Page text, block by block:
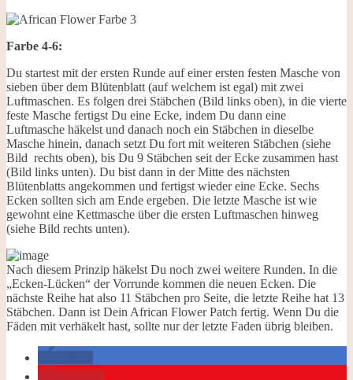
Farbe 4-6:
Du startest mit der ersten Runde auf einer ersten festen Masche von
sieben über dem Blütenblatt (auf welchem ist egal) mit zwei
Luftmaschen. Es folgen drei Stäbchen (Bild links oben), in die vierte
feste Masche fertigst Du eine Ecke, indem Du dann eine
Luftmasche häkelst und danach noch ein Stäbchen in dieselbe
Masche hinein, danach setzt Du fort mit weiteren Stäbchen (siehe
Bild rechts oben), bis Du 9 Stäbchen seit der Ecke zusammen hast
(Bild links unten). Du bist dann in der Mitte des nächsten
Blütenblatts angekommen und fertigst wieder eine Ecke. Sechs
Ecken sollten sich am Ende ergeben. Die letzte Masche ist wie
gewohnt eine Kettmasche über die ersten Luftmaschen hinweg
(siehe Bild rechts unten).
Nach diesem Prinzip häkelst Du noch zwei weitere Runden. In die
„Ecken-Lücken“ der Vorrunde kommen die neuen Ecken. Die
nächste Reihe hat also 11 Stäbchen pro Seite, die letzte Reihe hat 13
Stäbchen. Dann ist Dein African Flower Patch fertig. Wenn Du die
Fäden mit verhäkelt hast, sollte nur der letzte Faden übrig bleiben.